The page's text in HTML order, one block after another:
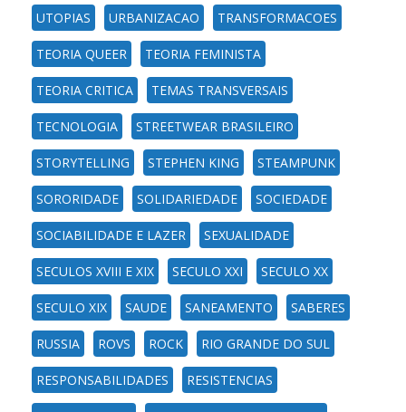
UTOPIAS URBANIZACAO TRANSFORMACOES
TEORIA QUEER TEORIA FEMINISTA
TEORIA CRITICA TEMAS TRANSVERSAIS
TECNOLOGIA STREETWEAR BRASILEIRO
STORYTELLING STEPHEN KING STEAMPUNK
SORORIDADE SOLIDARIEDADE SOCIEDADE
SOCIABILIDADE E LAZER SEXUALIDADE
SECULOS XVIII E XIX SECULO XXI SECULO XX
SECULO XIX SAUDE SANEAMENTO SABERES
RUSSIA ROVS ROCK RIO GRANDE DO SUL
RESPONSABILIDADES RESISTENCIAS